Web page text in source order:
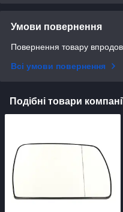
Умови повернення
Повернення товару
Всі умови повернення
Подібні товари